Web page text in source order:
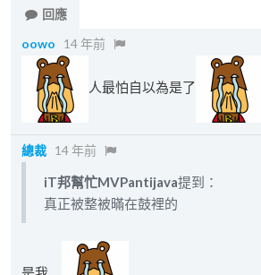
回應
oowo
14 年前
人最怕自以為是了
總裁 14 年前
iT邦幫忙MVPantijava提到：
真正被整被暪在鼓裡的